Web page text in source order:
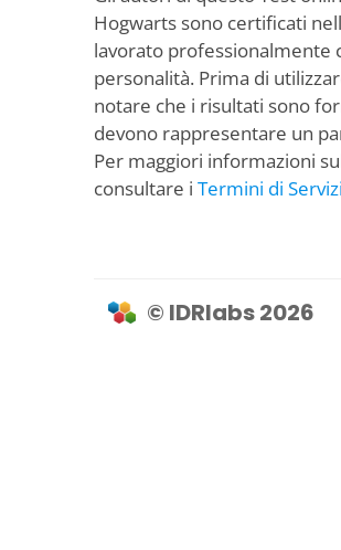
Hogwarts sono certificati
lavorato professionalmente
personalità. Prima di
notare che i risultati sono
devono rappresentare un
Per maggiori informazioni
consultare i Termini di
© IDRlabs 2026